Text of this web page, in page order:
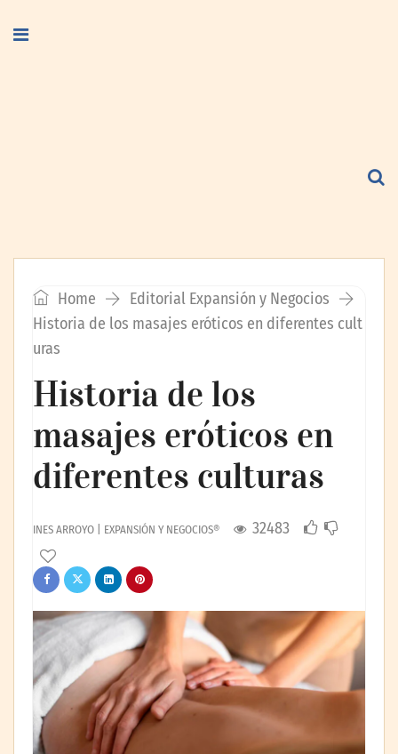
Home
Editorial Expansión y Negocios
Historia de los masajes eróticos en diferentes cult
uras
Historia de los
masajes eróticos en
diferentes culturas
INES ARROYO | EXPANSIÓN Y NEGOCIOS® 32483